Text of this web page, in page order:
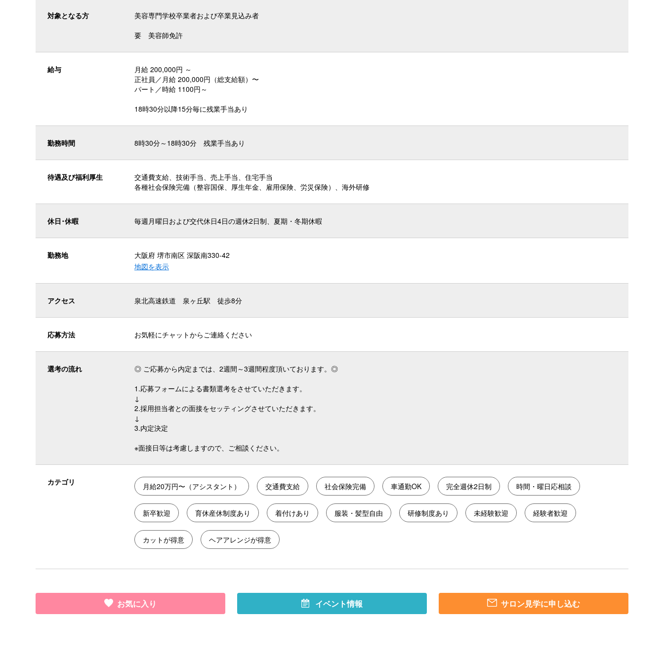
対象となる方
美容専門学校卒業者および卒業見込み者
要 美容師免許
給与
月給 200,000円 ～
正社員／月給 200,000円（総支給額）〜
パート／時給 1100円～
18時30分以降15分毎に残業手当あり
勤務時間 8時30分～18時30分 残業手当あり
待遇及び福利厚生
交通費支給、技術手当、売上手当、住宅手当
各種社会保険完備（整容国保、厚生年金、雇用保険、労災保険）、海外研修
休日･休暇 毎週月曜日および交代休日4日の週休2日制、夏期・冬期休暇
勤務地
大阪府 堺市南区 深阪南330-42
地図を表示
アクセス 泉北高速鉄道 泉ヶ丘駅 徒歩8分
応募方法 お気軽にチャットからご連絡ください
選考の流れ
◎ ご応募から内定までは、2週間～3週間程度頂いております。◎
1.応募フォームによる書類選考をさせていただきます。
↓
2.採用担当者との面接をセッティングさせていただきます。
↓
3.内定決定
※面接日等は考慮しますので、ご相談ください。
カテゴリ 月給20万円〜（アシスタント） 交通費支給 社会保険完備 車通勤OK 完全週休2日制 時間・曜日応相談
新卒歓迎 育休産休制度あり 着付けあり 服装・髪型自由 研修制度あり 未経験歓迎 経験者歓迎
カットが得意 ヘアアレンジが得意
お気に入り イベント情報 サロン見学に申し込む